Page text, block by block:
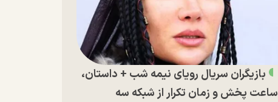
بازیگران سریال رویای نیمه شب + داستان،
ساعت پخش و زمان تکرار از شبکه سه